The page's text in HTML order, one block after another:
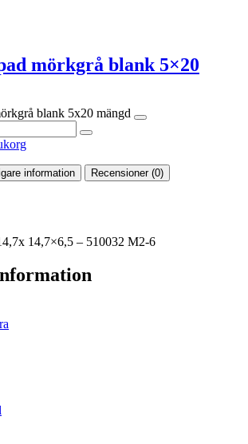
mörkgrå blank 5×20
blank 5x20 mängd
information Recensioner (0)
14,7×6,5 – 510032 M2-6